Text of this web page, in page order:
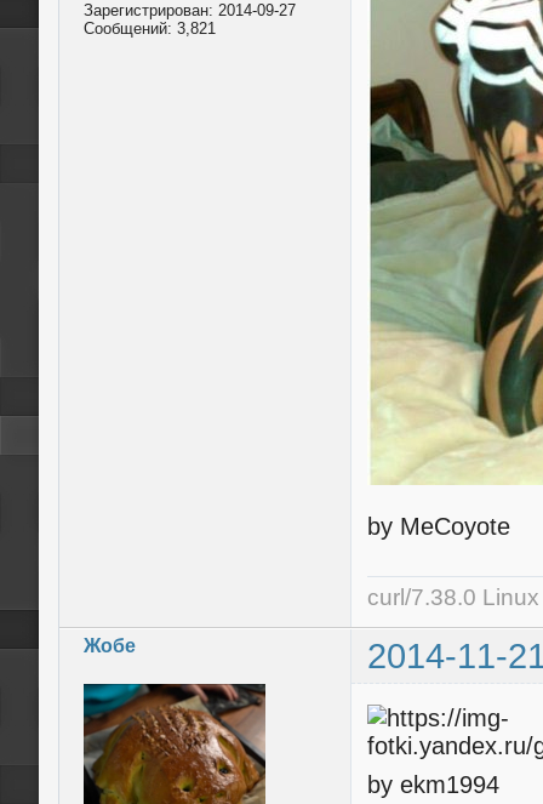
Зарегистрирован: 2014-09-27
Сообщений: 3,821
by MeCoyote
curl/7.38.0
Жобе 2014-11-
by ekm1994